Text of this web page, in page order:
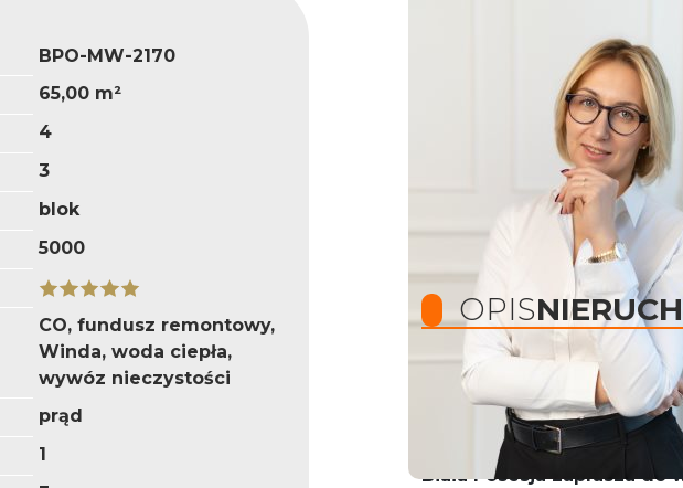
BPO-MW-2170
65,00 m²
4
3
blok
5000
CO, fundusz remontowy,
Winda, woda ciepła,
wywóz nieczystości
prąd
1
OPIS
Nowoczesne 4-pokojowe
| balkon | garaż |
Biała Posesja zaprasza